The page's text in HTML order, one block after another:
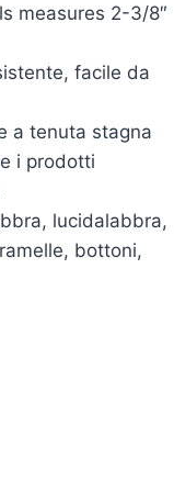
measures 2-3/8″
facile da
a tenuta stagna
i prodotti
lucidalabbra,
bottoni,